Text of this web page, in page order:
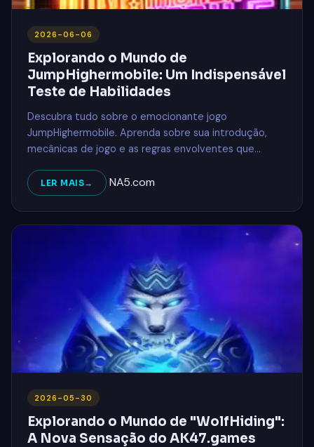
2026-06-06
Explorando o Mundo de
JumpHighermobile: Um Indispensável
Teste de Habilidades
Descubra tudo sobre o emocionante jogo
JumpHighermobile. Aprenda sobre sua introdução,
mecânicas de jogo e as regras envolventes que
LER MAIS NA5.com
2026-05-30
Explorando o Mundo de "WolfHiding":
A Nova Sensação do AK47.games